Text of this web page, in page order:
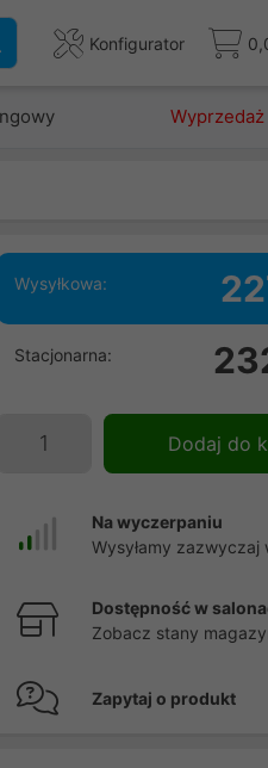
Konfigurator
Wyprzedaż
Wysyłkowa:
Stacjonarna:
Dodaj do
Na wyczerpaniu
Wysyłamy zazwyczaj
Dostępność w
Zobacz stany
Zapytaj o produkt